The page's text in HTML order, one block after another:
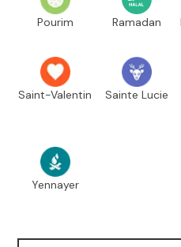
Pourim Ramadan
Saint-Valentin Sainte Lucie
Yennayer